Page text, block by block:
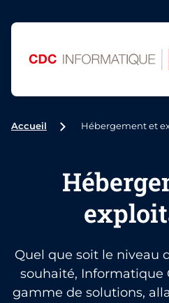
Accueil Hébergement et
Quel que soit le niveau
souhaité, Informatique
gamme de solutions,